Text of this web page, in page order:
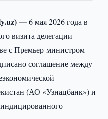
—6 мая 2026 года в
визита делегации
с Премьер-министром
соглашение между
(АО «Узнацбанк») и